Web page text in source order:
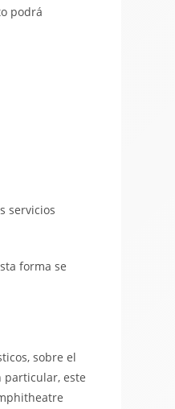
podrá
servicios
forma se
sobre el
particular, este